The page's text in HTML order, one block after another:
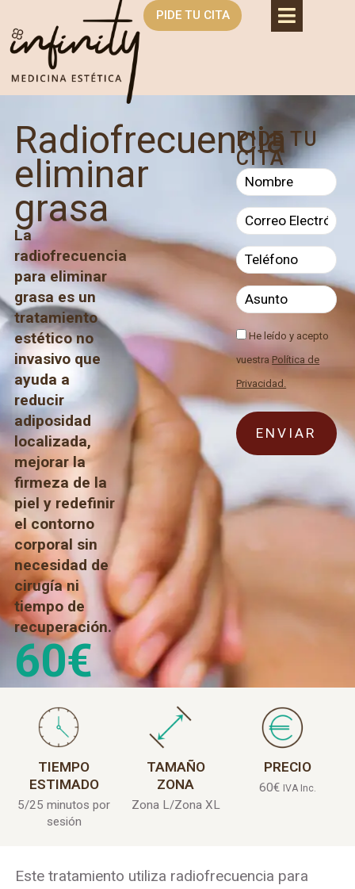
PIDE TU CITA
Radiofrecuencia
eliminar
grasa
La
radiofrecuencia
para eliminar
grasa es un
tratamiento
estético no
invasivo que
ayuda a
reducir
adiposidad
localizada,
mejorar la
firmeza de la
piel y redefinir
el contorno
corporal sin
necesidad de
cirugía ni
tiempo de
recuperación.
60€
PIDE TU
CITA
He leído y acepto
vuestraPolítica de
Privacidad.
TIEMPO
ESTIMADO
5/25 minutos por
sesión
TAMAÑO
ZONA
Zona L/Zona XL
PRECIO
60€ IVA Inc.
Este tratamiento utiliza radiofrecuencia para